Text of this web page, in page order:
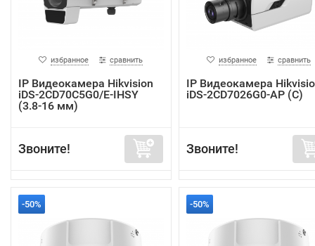
избранное сравнить
IP Видеокамера Hikvision
iDS-2CD70C5G0/E-IHSY
(3.8-16 мм)
Звоните!
избранное сравнить
IP Видеокамера
iDS-2CD7026G0-AP (C)
Звоните!
-50% -50%